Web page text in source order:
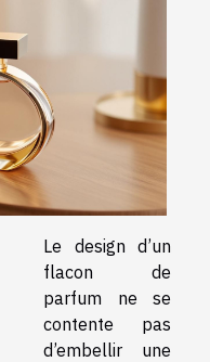
Le design d’un
flacon de
parfum ne se
contente pas
d’embellir une